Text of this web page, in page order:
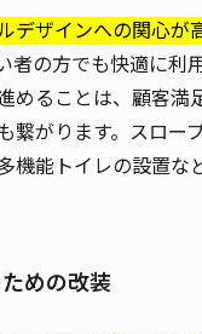
デザインへの関心が
者の方でも快適に利
めることは、顧客満
繋がります。スロー
機能トイレの設置な
めの改装